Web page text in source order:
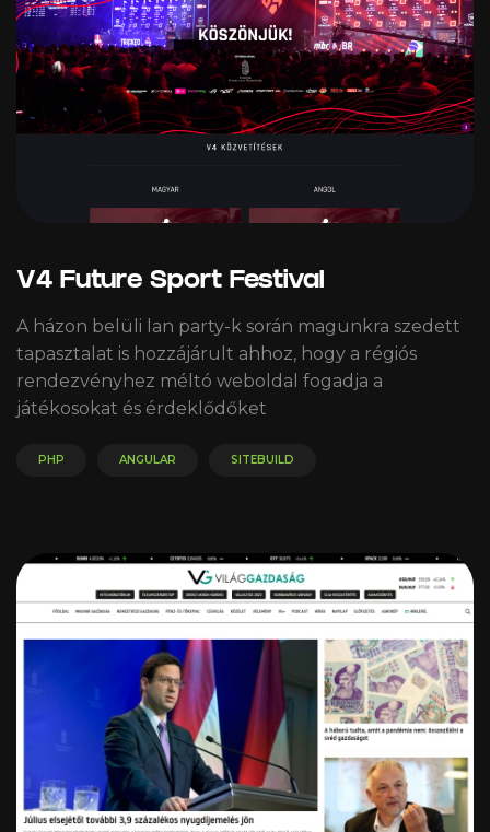
V4 Future Sport Festival
A házon belüli lan party-k során magunkra szedett
tapasztalat is hozzájárult ahhoz, hogy a régiós
rendezvényhez méltó weboldal fogadja a
játékosokat és érdeklődőket
PHP ANGULAR SITEBUILD